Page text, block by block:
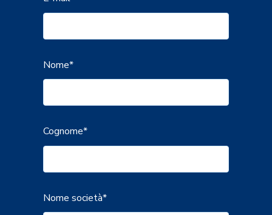
Nome*
Cognome*
Nome società*